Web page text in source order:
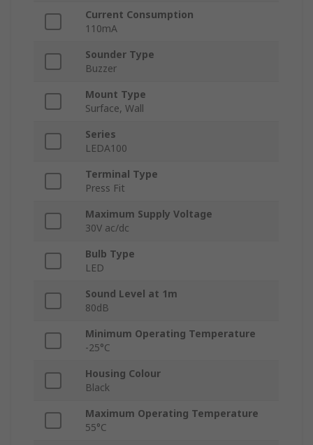
Current Consumption
110mA
Sounder Type
Buzzer
Mount Type
Surface, Wall
Series
LEDA100
Terminal Type
Press Fit
Maximum Supply Voltage
30V ac/dc
Bulb Type
LED
Sound Level at 1m
80dB
Minimum Operating Temperature
-25°C
Housing Colour
Black
Maximum Operating Temperature
55°C